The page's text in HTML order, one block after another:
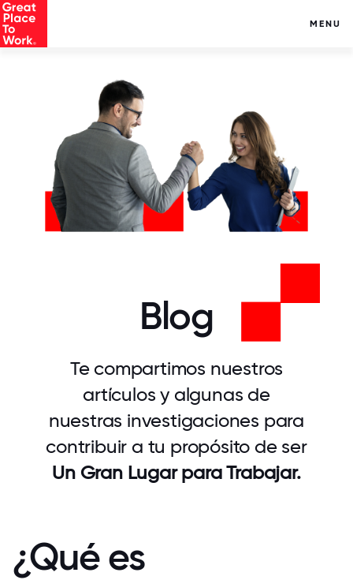
MENU
Blog
Te compartimos nuestros
artículos y algunas de
nuestras investigaciones para
contribuir a tu propósito de ser
Un Gran Lugar para Trabajar.
¿Qué es